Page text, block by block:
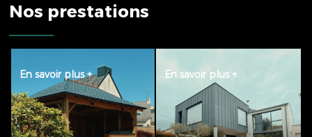
Nos prestations
En savoir plus + En savoir plus +
ENTRETIEN DES
ESPACES VERTS
CONCEPTION